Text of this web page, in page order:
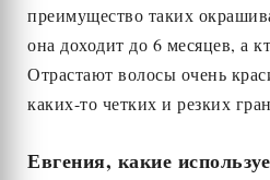
преимущество таких
она доходит до 6 месяцев, а
Отрастают волосы очень
каких-то четких и резких
Евгения, какие